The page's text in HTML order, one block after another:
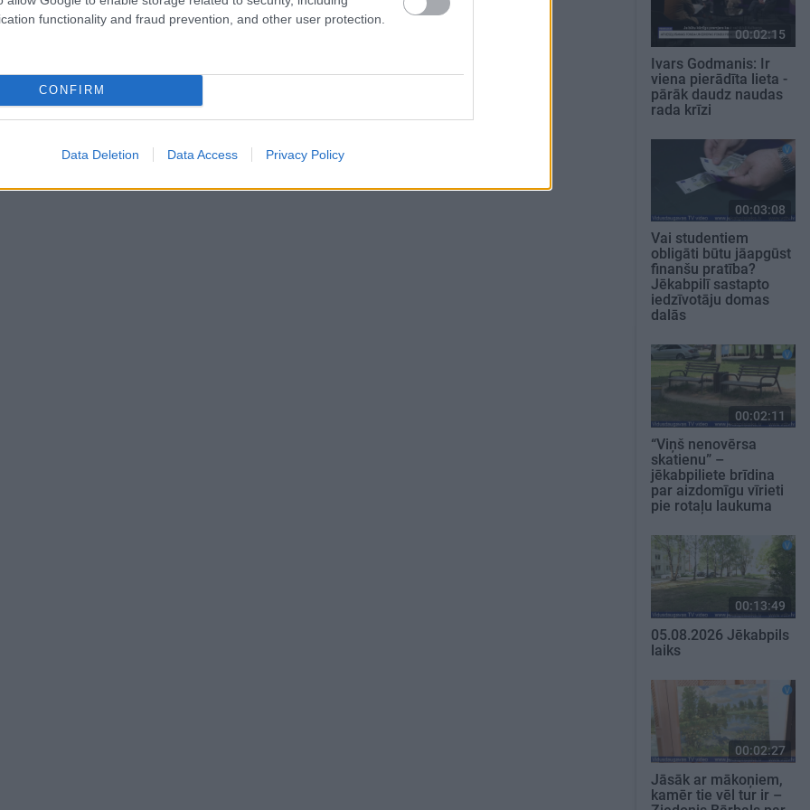
functionality and fraud prevention, and other user protection.
CONFIRM
Data Deletion Data Access Privacy Policy
00:02:15
Ivars Godmanis: Ir
viena pierādīta lieta -
pārāk daudz naudas
rada krīzi
00:03:08
Vai studentiem
obligāti būtu jāapgūst
finanšu pratība?
Jēkabpilī sastapto
iedzīvotāju domas
dalās
00:02:11
“Viņš nenovērsa
skatienu” –
jēkabpiliete brīdina
par aizdomīgu vīrieti
pie rotaļu laukuma
00:13:49
05.08.2026 Jēkabpils
laiks
00:02:27
Jāsāk ar mākoņiem,
kamēr tie vēl tur ir –